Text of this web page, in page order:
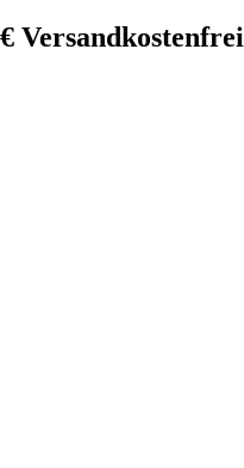
Versandkostenfrei